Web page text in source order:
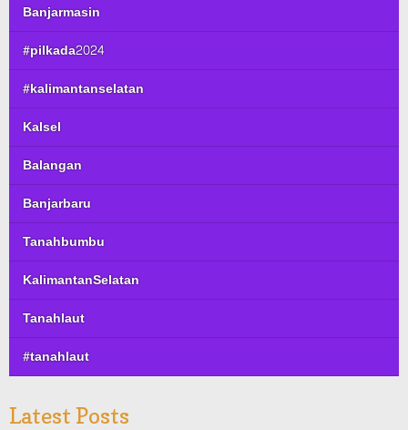
Banjarmasin
#pilkada2024
#kalimantanselatan
Kalsel
Balangan
Banjarbaru
Tanahbumbu
KalimantanSelatan
Tanahlaut
#tanahlaut
Latest Posts